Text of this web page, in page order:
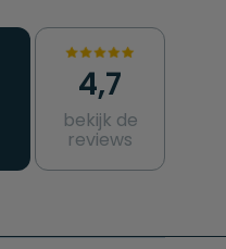
4,7
bekijk de
reviews